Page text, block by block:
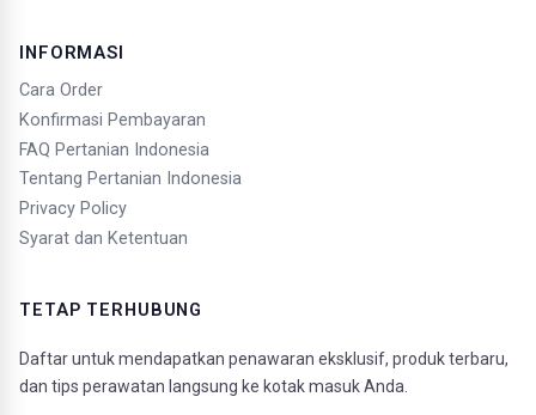
INFORMASI
Cara Order
Konfirmasi Pembayaran
FAQ Pertanian Indonesia
Tentang Pertanian Indonesia
Privacy Policy
Syarat dan Ketentuan
TETAP TERHUBUNG
Daftar untuk mendapatkan penawaran eksklusif, produk terbaru,
dan tips perawatan langsung ke kotak masuk Anda.